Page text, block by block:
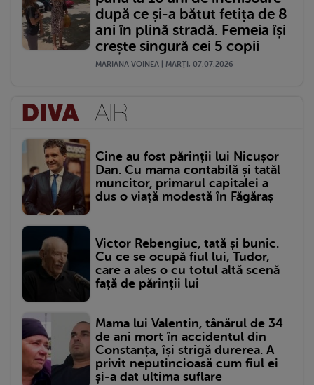
după ce și-a bătut fetița de 8
ani în plină stradă. Femeia își
crește singură cei 5 copii
MARIANA VOINEA | MARŢI, 07.07.2026
Cine au fost părinții lui Nicușor
Dan. Cu mama contabilă și tatăl
muncitor, primarul capitalei a
dus o viață modestă în Făgăraș
Victor Rebengiuc, tată și bunic.
Cu ce se ocupă fiul lui, Tudor,
care a ales o cu totul altă scenă
față de părinții lui
Mama lui Valentin, tânărul de 34
de ani mort în accidentul din
Constanța, își strigă durerea. A
privit neputincioasă cum fiul ei
și-a dat ultima suflare